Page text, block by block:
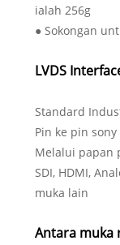
ialah 256g
● Sokongan
LVDS
Standard
Pin ke pin sony
Melalui papan
SDI, HDMI,
muka lain
Antara muka